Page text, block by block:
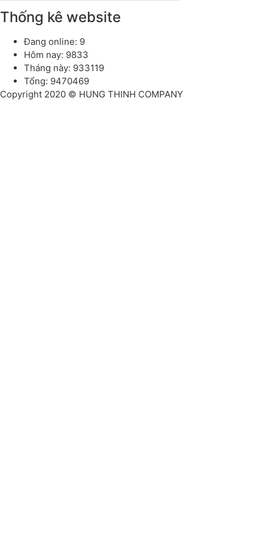
Thống kê website
Đang online: 9
Hôm nay: 9833
Tháng này: 933119
Tổng: 9470469
Copyright 2020 © HUNG THINH COMPANY